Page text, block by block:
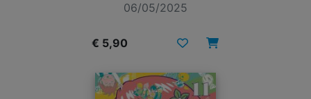
06/05/2025
€ 5,90